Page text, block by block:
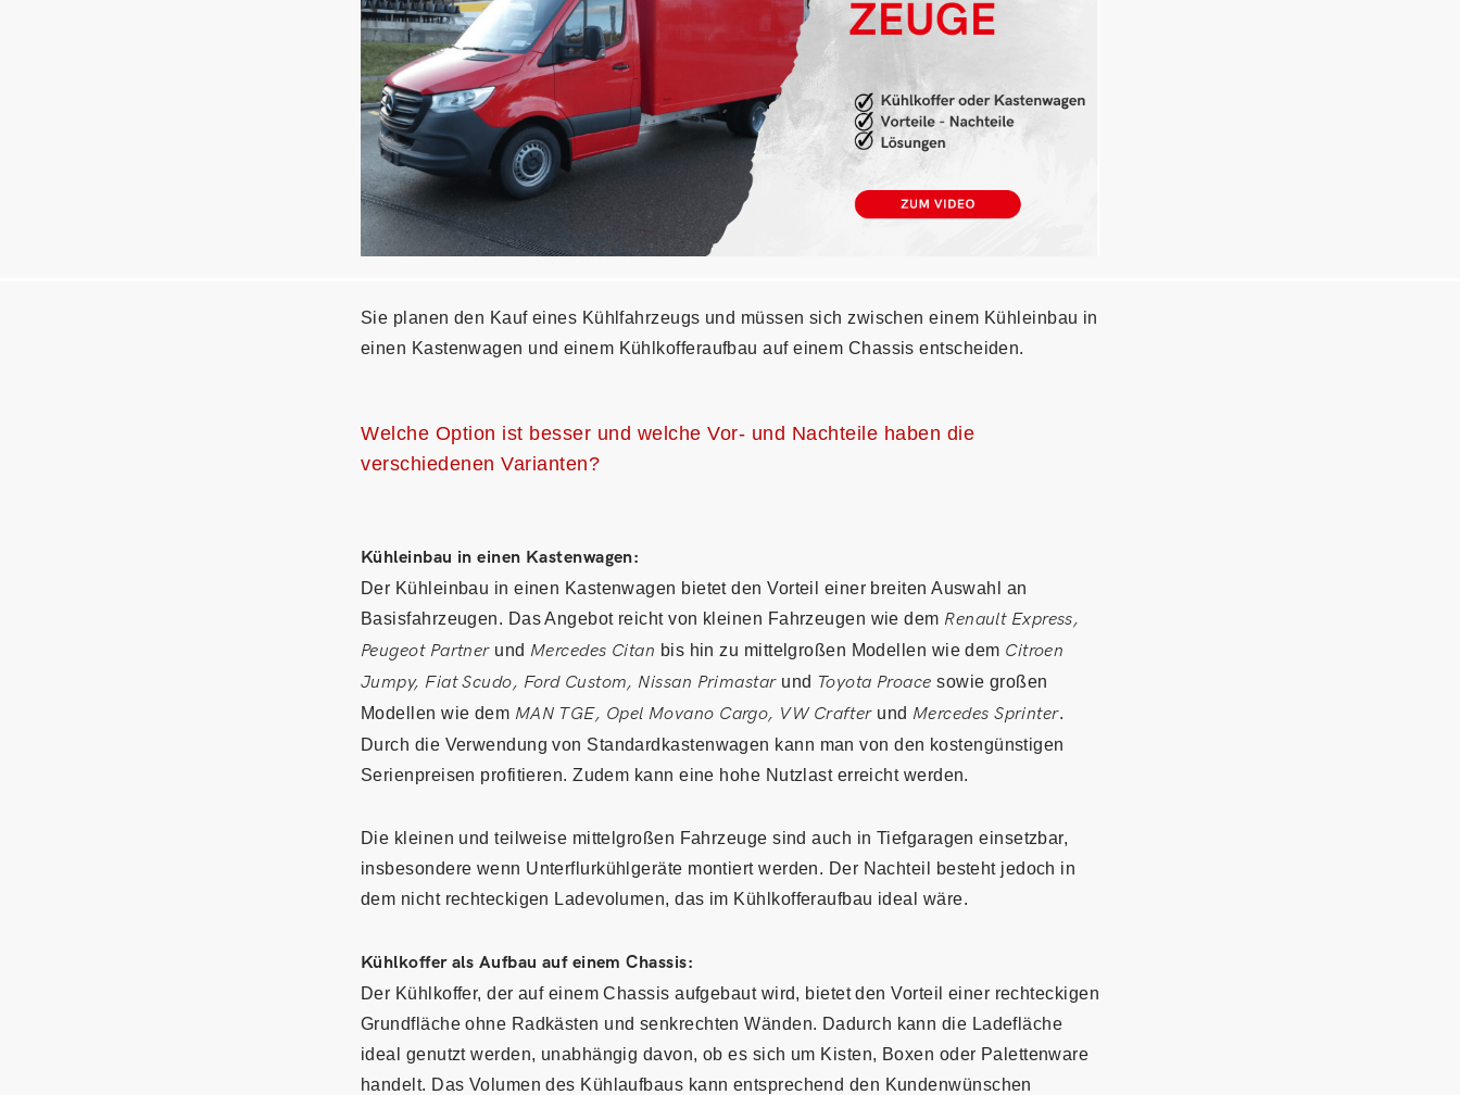
Sie planen den Kauf eines Kühlfahrzeugs und müssen sich zwischen einem Kühleinbau in
einen Kastenwagen und einem Kühlkofferaufbau auf einem Chassis entscheiden.
Welche Option ist besser und welche Vor- und Nachteile haben die
verschiedenen Varianten?
Kühleinbau in einen Kastenwagen:
Der Kühleinbau in einen Kastenwagen bietet den Vorteil einer breiten Auswahl an
Basisfahrzeugen. Das Angebot reicht von kleinen Fahrzeugen wie dem Renault Express,
Peugeot Partnerund Mercedes Citan bis hin zu mittelgroßen Modellen wie dem Citroen
Jumpy, Fiat Scudo, Ford Custom, Nissan Primastar und Toyota Proace sowie großen
Modellen wie dem MAN TGE, Opel Movano Cargo, VW Crafter und Mercedes Sprinter.
Durch die Verwendung von Standardkastenwagen kann man von den kostengünstigen
Serienpreisen profitieren. Zudem kann eine hohe Nutzlast erreicht werden.
Die kleinen und teilweise mittelgroßen Fahrzeuge sind auch in Tiefgaragen einsetzbar,
insbesondere wenn Unterflurkühlgeräte montiert werden. Der Nachteil besteht jedoch in
dem nicht rechteckigen Ladevolumen, das im Kühlkofferaufbau ideal wäre.
Kühlkoffer als Aufbau auf einem Chassis:
Der Kühlkoffer, der auf einem Chassis aufgebaut wird, bietet den Vorteil einer rechteckigen
Grundfläche ohne Radkästen und senkrechten Wänden. Dadurch kann die Ladefläche
ideal genutzt werden, unabhängig davon, ob es sich um Kisten, Boxen oder Palettenware
handelt. Das Volumen des Kühlaufbaus kann entsprechend den Kundenwünschen